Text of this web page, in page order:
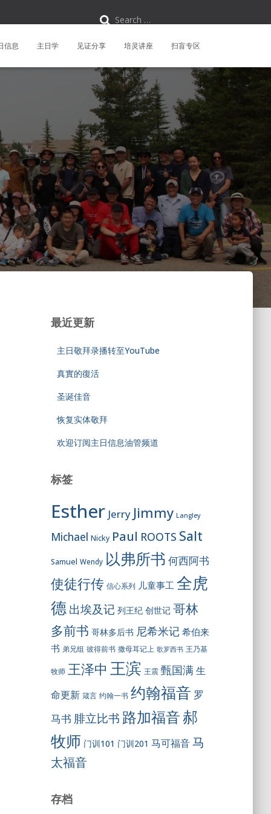
f
r
Search …
信息 主日学 见证分享 培灵讲座 扫盲专区
最近更新
主日敬拜录播转至YouTube
真實的復活
圣诞佳音
恢复实体敬拜
欢迎订阅主日信息油管频道
标签
Esther Jerry Jimmy Langley
Michael Nicky Paul ROOTS Salt
Samuel Wendy 以弗所书 何西阿书
使徒行传 信心系列 儿童事工 全虎
德 出埃及记 列王纪 创世记 哥林
多前书 哥林多后书 尼希米记 希伯来
书 弟兄组 彼得前书 撒母耳记上 歌罗西书 王乃基
牧师 王泽中 王滨 王震 甄国满 生
命更新 箴言 约翰一书 约翰福音 罗
马书 腓立比书 路加福音郝
牧师 门训101 门训201 马可福音 马
太福音
存档